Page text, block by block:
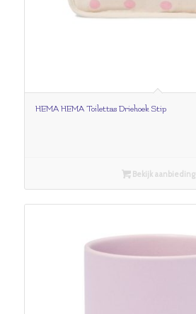
HEMA HEMA Toilettas Driehoek Stip
Bekijk aanbieding